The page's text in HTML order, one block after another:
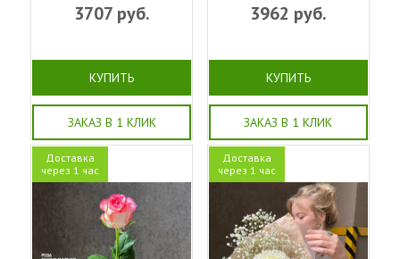
3707руб.
КУПИТЬ
ЗАКАЗ В 1 КЛИК
3962 руб.
КУПИТЬ
ЗАКАЗ В 1 КЛИК
Доставка
через 1 час
Доставка
через 1 час